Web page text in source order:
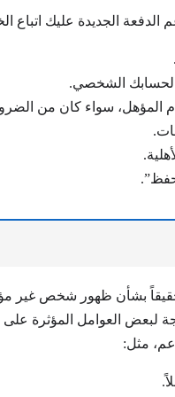
الجديدة عليك اتباع
لحسابك الشخصي.
سواء كان من
بشأن ظهور شخص غير
العوامل المؤثرة على
مثل: